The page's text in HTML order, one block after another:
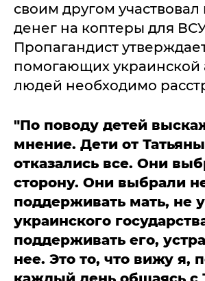
своим другом участвовал
денег на коптеры для
Пропагандист
помогающих украинской
людей необходимо
"По поводу детей
мнение. Дети от Татьяны
отказались все. Они
сторону. Они выбрали
поддерживать мать, не
украинского
поддерживать его,
нее. Это то, что вижу я,